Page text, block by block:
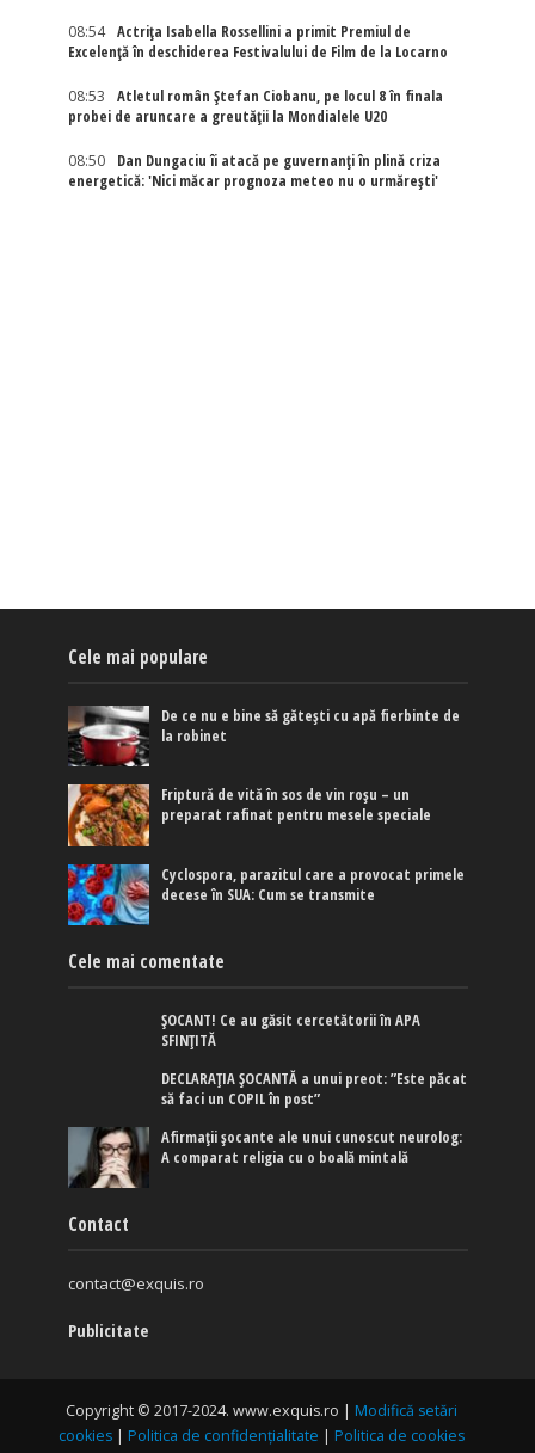
08:54
Actriţa Isabella Rossellini a primit Premiul de
Excelenţă în deschiderea Festivalului de Film de la Locarno
08:53
Atletul român Ștefan Ciobanu, pe locul 8 în finala
probei de aruncare a greutății la Mondialele U20
08:50
Dan Dungaciu îi atacă pe guvernanți în plină criza
energetică: 'Nici măcar prognoza meteo nu o urmărești'
Cele mai populare
De ce nu e bine să gătești cu apă fierbinte de
la robinet
Friptură de vită în sos de vin roșu – un
preparat rafinat pentru mesele speciale
Cyclospora, parazitul care a provocat primele
decese în SUA: Cum se transmite
Cele mai comentate
ȘOCANT! Ce au găsit cercetătorii în APA
SFINȚITĂ
DECLARAȚIA ȘOCANTĂ a unui preot: ”Este păcat
să faci un COPIL în post”
Afirmaţii şocante ale unui cunoscut neurolog:
A comparat religia cu o boală mintală
Contact
contact@exquis.ro
Publicitate
Copyright © 2017-2024. www.exquis.ro | Modifică setări
cookies | Politica de confidențialitate | Politica de cookies